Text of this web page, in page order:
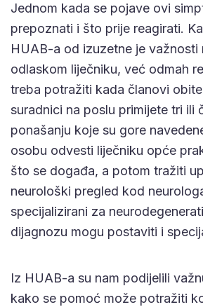
Jednom kada se pojave ovi
prepoznati i što prije reagirati.
HUAB-a od izuzetne je važnosti
odlaskom liječniku, već odmah
treba potražiti kada članovi
suradnici na poslu primijete tri ili
ponašanju koje su gore
osobu odvesti liječniku opće
što se događa, a potom tražiti
neurološki pregled kod
specijalizirani za
dijagnozu mogu postaviti i
Iz HUAB-a su nam podijelili
kako se pomoć može potražiti